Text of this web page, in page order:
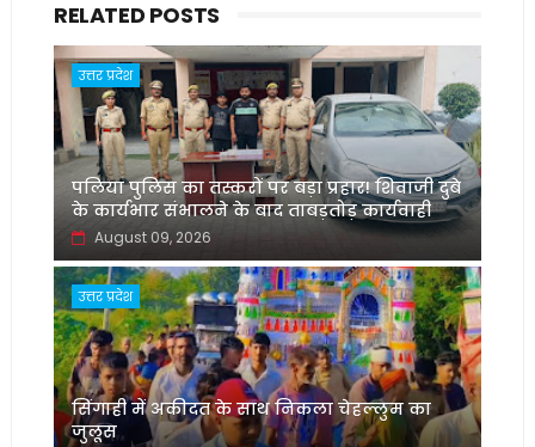
RELATED POSTS
उत्तर प्रदेश
पलिया पुलिस का तस्करों पर बड़ा प्रहार! शिवाजी दुबे
के कार्यभार संभालने के बाद ताबड़तोड़ कार्यवाही
August 09, 2026
उत्तर प्रदेश
सिंगाही में अकीदत के साथ निकला चेहल्लुम का
जुलूस